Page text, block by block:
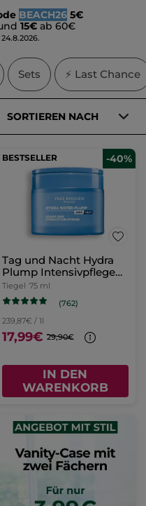
BEACH26 5€
15€ ab 60€
Sets ⚡ Last Chance
SORTIEREN NACH
BESTSELLER -40%
Tag und Nacht Hydra
Plump Intensivpflege
75ml
Tiegel 75 ml
(762)
239,87€ / 1l
17,99€ 29,90€
IN DEN
WARENKORB